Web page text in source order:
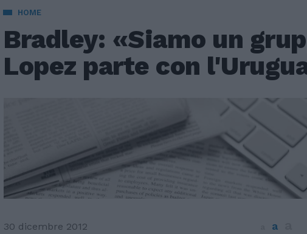
HOME
Bradley: «Siamo un
Lopez parte con
30 dicembre 2012 a